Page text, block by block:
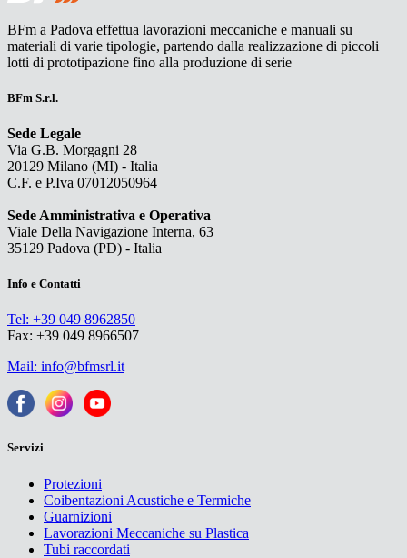
BFm a Padova effettua lavorazioni meccaniche e manuali su
materiali di varie tipologie, partendo dalla realizzazione di piccoli
lotti di prototipazione fino alla produzione di serie
BFm S.r.l.
Sede Legale
Via G.B. Morgagni 28
20129 Milano (MI) - Italia
C.F. e P.Iva 07012050964
Sede Amministrativa e Operativa
Viale Della Navigazione Interna, 63
35129 Padova (PD) - Italia
Info e Contatti
Tel: +39 049 8962850
Fax: +39 049 8966507
Mail: info@bfmsrl.it
Servizi
Protezioni
Coibentazioni Acustiche e Termiche
Guarnizioni
Lavorazioni Meccaniche su Plastica
Tubi raccordati